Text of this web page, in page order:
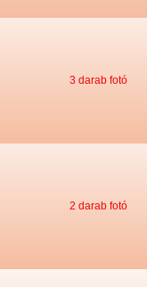
3 darab fotó
2 darab fotó